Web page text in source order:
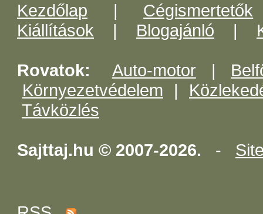
Kezdőlap | Cégismertetők
Kiállítások | Blogajánló |
Rovatok: Auto-motor|
Környezetvédelem |
Távközlés
Sajttaj.hu © 2007-2026. -